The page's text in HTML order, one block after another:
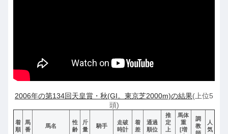
2006年の第134回天皇賞・秋(GI。東京芝2000m)の結果(上位5
頭)
着
順
馬
番
馬名
性
齢
斤
量
騎手
走破
時計
着
差
通過
順位
推
定
上
馬体
重
[増
調
教
人
気